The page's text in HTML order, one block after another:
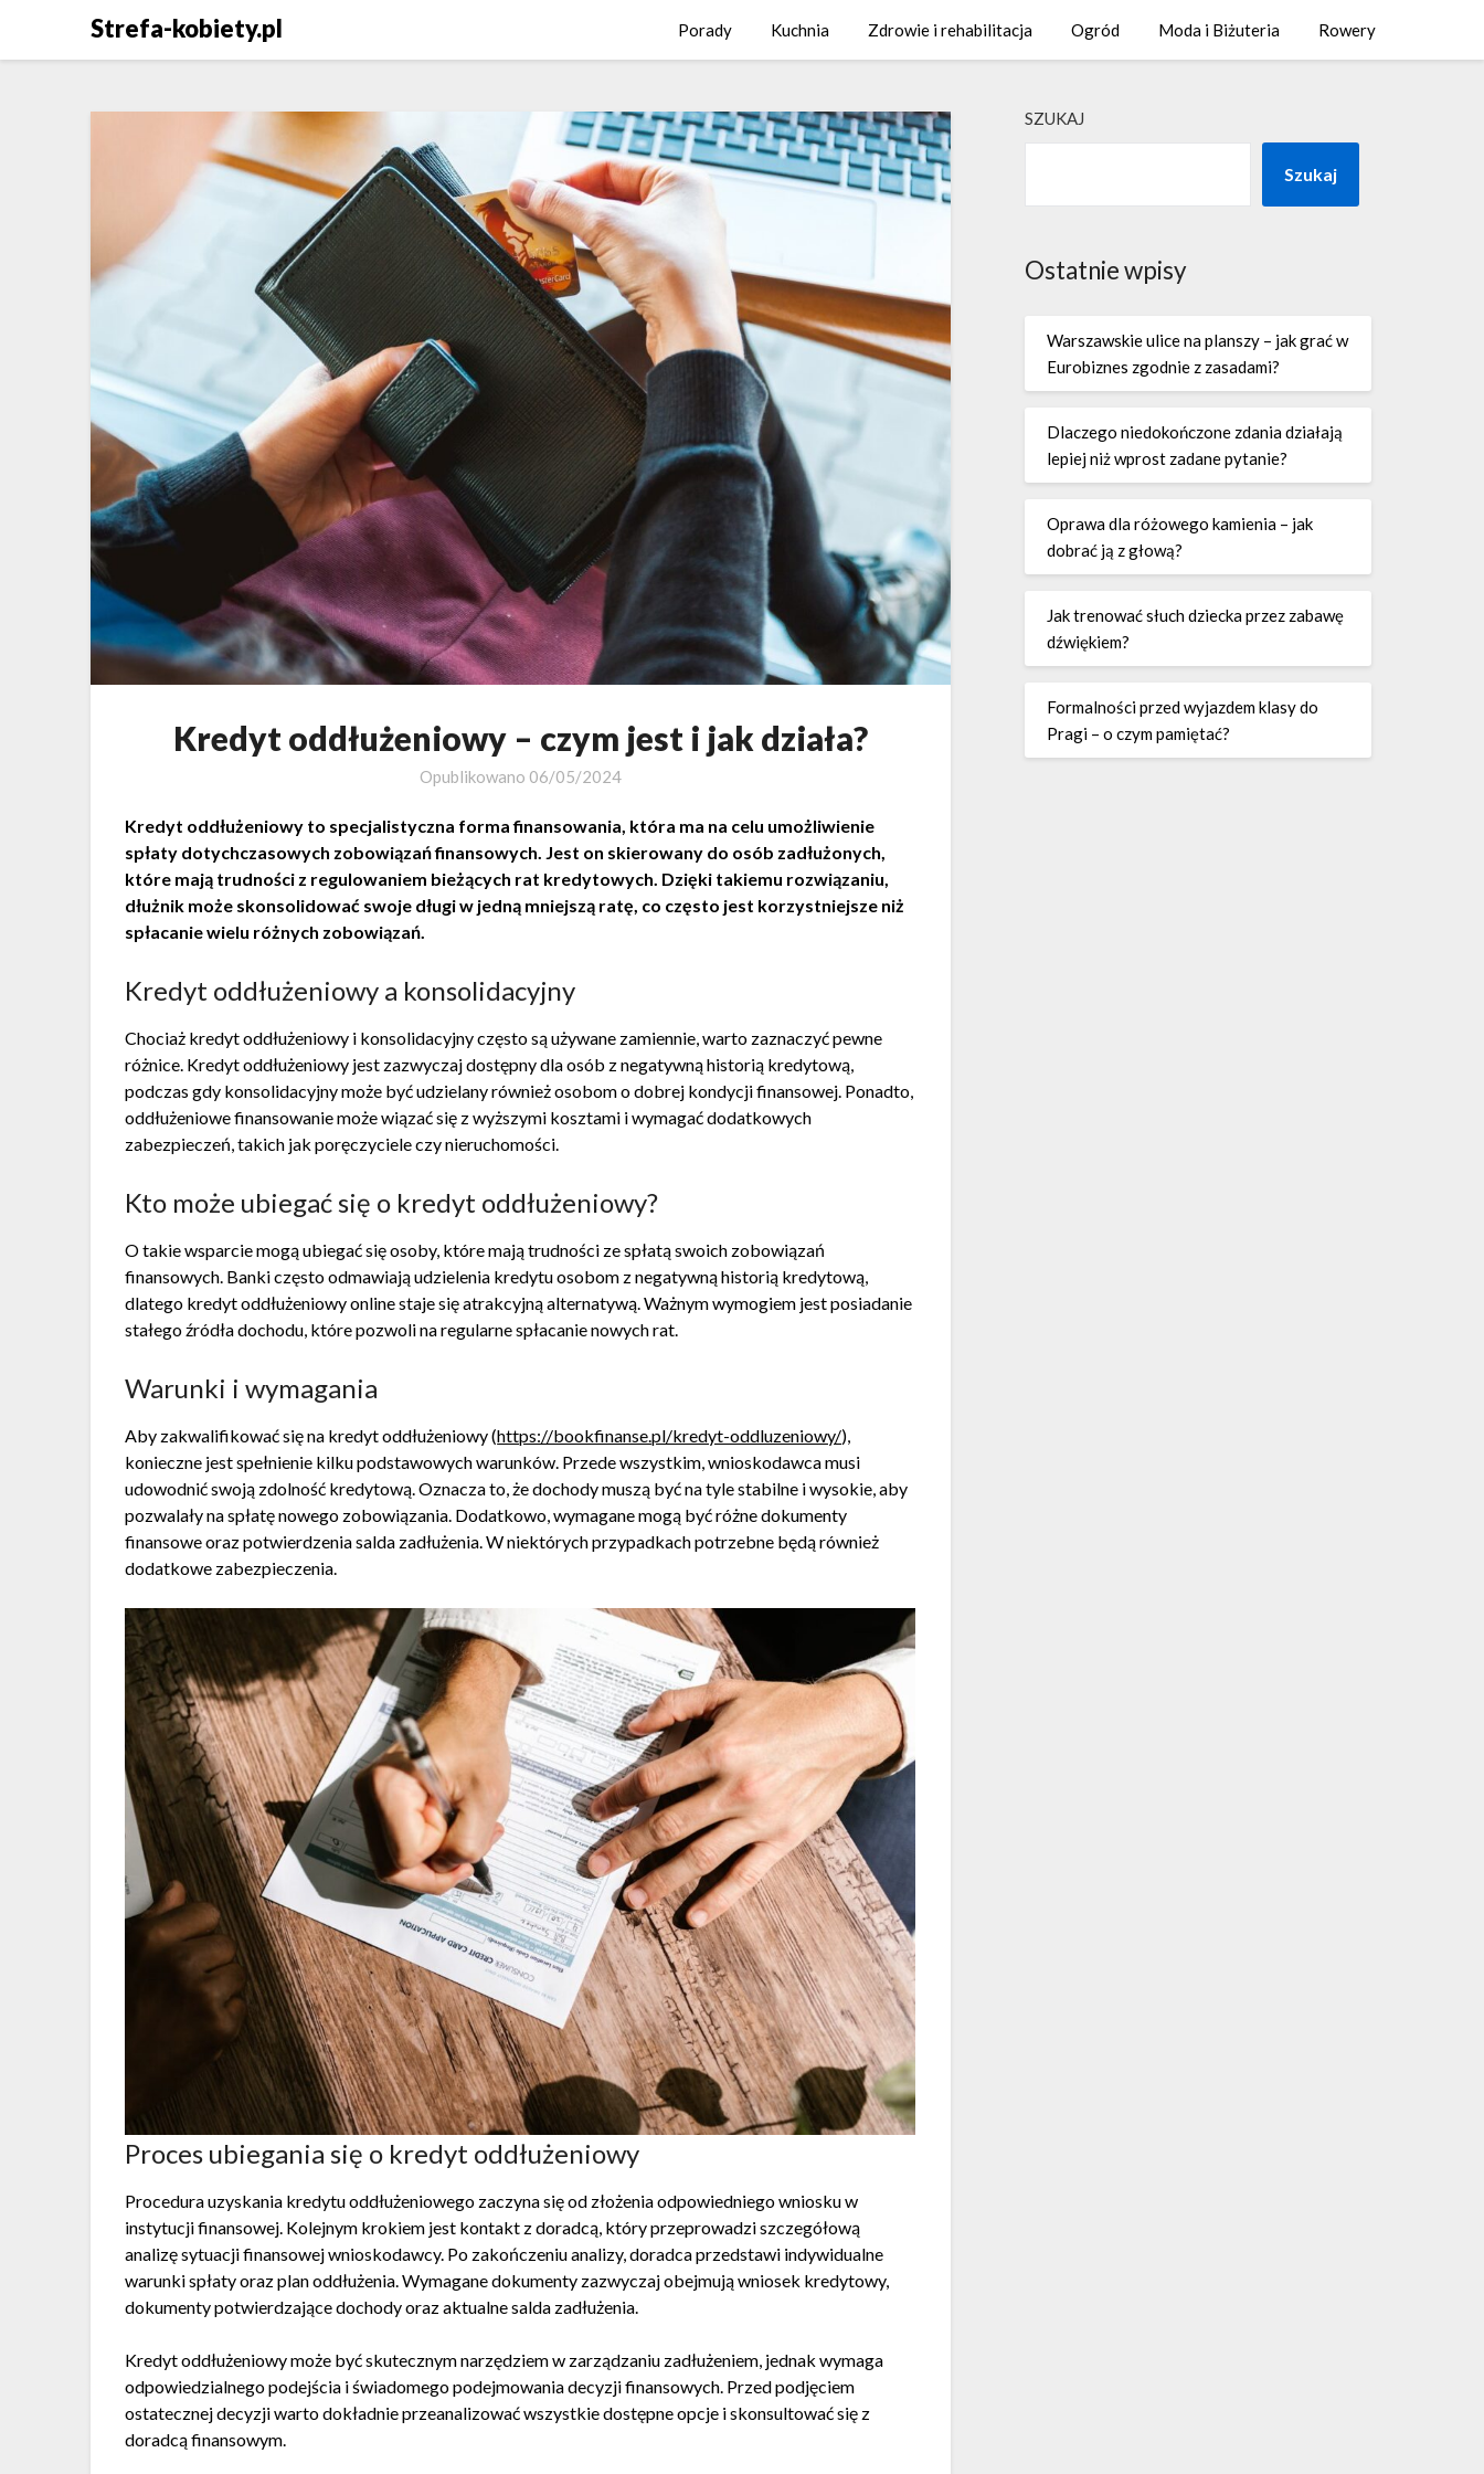
Strefa-kobiety.pl Porady Kuchnia Zdrowie i rehabilitacja Ogród Moda i Biżuteria Rowery
Kredyt oddłużeniowy – czym jest i jak działa?
Opublikowano 06/05/2024
Kredyt oddłużeniowy to specjalistyczna forma finansowania, która ma na celu umożliwienie
spłaty dotychczasowych zobowiązań finansowych. Jest on skierowany do osób zadłużonych,
które mają trudności z regulowaniem bieżących rat kredytowych. Dzięki takiemu rozwiązaniu,
dłużnik może skonsolidować swoje długi w jedną mniejszą ratę, co często jest korzystniejsze niż
spłacanie wielu różnych zobowiązań.
Kredyt oddłużeniowy a konsolidacyjny
Chociaż kredyt oddłużeniowy i konsolidacyjny często są używane zamiennie, warto zaznaczyć pewne
różnice. Kredyt oddłużeniowy jest zazwyczaj dostępny dla osób z negatywną historią kredytową,
podczas gdy konsolidacyjny może być udzielany również osobom o dobrej kondycji finansowej. Ponadto,
oddłużeniowe finansowanie może wiązać się z wyższymi kosztami i wymagać dodatkowych
zabezpieczeń, takich jak poręczyciele czy nieruchomości.
Kto może ubiegać się o kredyt oddłużeniowy?
O takie wsparcie mogą ubiegać się osoby, które mają trudności ze spłatą swoich zobowiązań
finansowych. Banki często odmawiają udzielenia kredytu osobom z negatywną historią kredytową,
dlatego kredyt oddłużeniowy online staje się atrakcyjną alternatywą. Ważnym wymogiem jest posiadanie
stałego źródła dochodu, które pozwoli na regularne spłacanie nowych rat.
Warunki i wymagania
Aby zakwalifikować się na kredyt oddłużeniowy (https://bookfinanse.pl/kredyt-oddluzeniowy/),
konieczne jest spełnienie kilku podstawowych warunków. Przede wszystkim, wnioskodawca musi
udowodnić swoją zdolność kredytową. Oznacza to, że dochody muszą być na tyle stabilne i wysokie, aby
pozwalały na spłatę nowego zobowiązania. Dodatkowo, wymagane mogą być różne dokumenty
finansowe oraz potwierdzenia salda zadłużenia. W niektórych przypadkach potrzebne będą również
dodatkowe zabezpieczenia.
Proces ubiegania się o kredyt oddłużeniowy
Procedura uzyskania kredytu oddłużeniowego zaczyna się od złożenia odpowiedniego wniosku w
instytucji finansowej. Kolejnym krokiem jest kontakt z doradcą, który przeprowadzi szczegółową
analizę sytuacji finansowej wnioskodawcy. Po zakończeniu analizy, doradca przedstawi indywidualne
warunki spłaty oraz plan oddłużenia. Wymagane dokumenty zazwyczaj obejmują wniosek kredytowy,
dokumenty potwierdzające dochody oraz aktualne salda zadłużenia.
Kredyt oddłużeniowy może być skutecznym narzędziem w zarządzaniu zadłużeniem, jednak wymaga
odpowiedzialnego podejścia i świadomego podejmowania decyzji finansowych. Przed podjęciem
ostatecznej decyzji warto dokładnie przeanalizować wszystkie dostępne opcje i skonsultować się z
doradcą finansowym.
SZUKAJ
Szukaj
Ostatnie wpisy
Warszawskie ulice na planszy – jak grać w
Eurobiznes zgodnie z zasadami?
Dlaczego niedokończone zdania działają
lepiej niż wprost zadane pytanie?
Oprawa dla różowego kamienia – jak
dobrać ją z głową?
Jak trenować słuch dziecka przez zabawę
dźwiękiem?
Formalności przed wyjazdem klasy do
Pragi – o czym pamiętać?